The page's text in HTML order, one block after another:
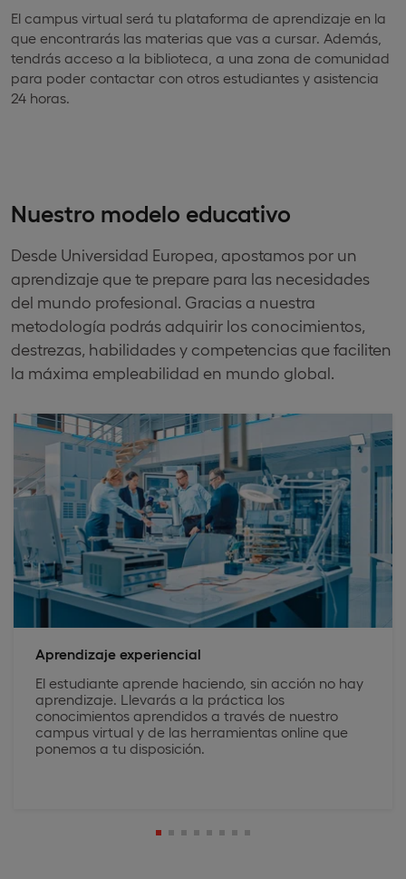
El campus virtual será tu plataforma de aprendizaje en la
que encontrarás las materias que vas a cursar. Además,
tendrás acceso a la biblioteca, a una zona de comunidad
para poder contactar con otros estudiantes y asistencia
24 horas.
Nuestro modelo educativo
Desde Universidad Europea, apostamos por un
aprendizaje que te prepare para las necesidades
del mundo profesional. Gracias a nuestra
metodología podrás adquirir los conocimientos,
destrezas, habilidades y competencias que faciliten
la máxima empleabilidad en mundo global.
Aprendizaje experiencial
El estudiante aprende haciendo, sin acción no hay
aprendizaje. Llevarás a la práctica los
conocimientos aprendidos a través de nuestro
campus virtual y de las herramientas online que
ponemos a tu disposición.